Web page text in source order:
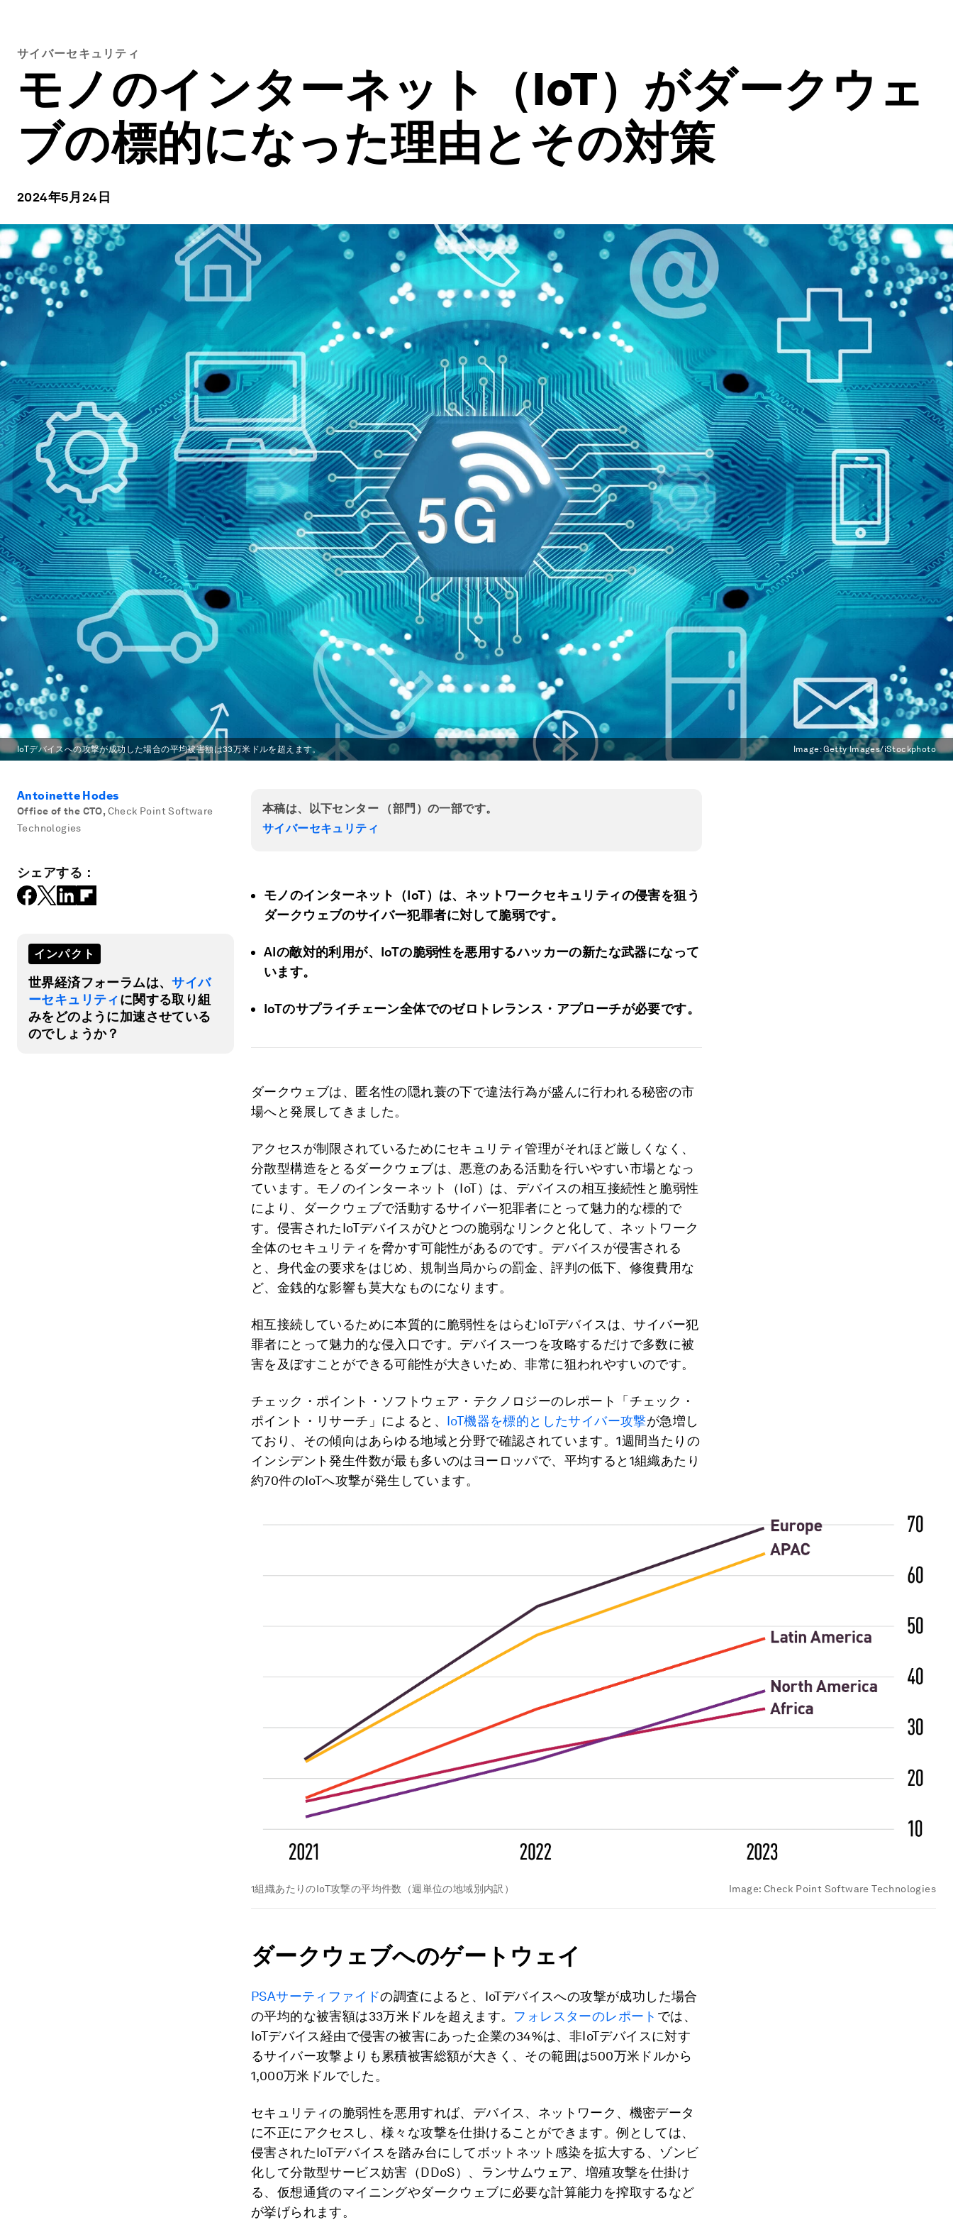
サイバーセキュリティ
モノのインターネット（IoT）がダークウェ
ブの標的になった理由とその対策
2024年5月24日
IoTデバイスへの攻撃が成功した場合の平均被害額は33万米ドルを超えます。 Image:Getty Images/iStockphoto
Antoinette Hodes
Office of the CTO, Check Point Software
Technologies
シェアする：
インパクト
世界経済フォーラムは、サイバ
ーセキュリティに関する取り組
みをどのように加速させている
のでしょうか？
本稿は、以下センター （部門）の一部です。
サイバーセキュリティ
モノのインターネット（IoT）は、ネットワークセキュリティの侵害を狙う
ダークウェブのサイバー犯罪者に対して脆弱です。
AIの敵対的利用が、 IoTの脆弱性を悪用するハッカーの新たな武器になって
います。
IoTのサプライチェーン全体でのゼロトレランス・アプローチが必要です。
ダークウェブは、匿名性の隠れ蓑の下で違法行為が盛んに行われる秘密の市
場へと発展してきました。
アクセスが制限されているためにセキュリティ管理がそれほど厳しくなく、
分散型構造をとるダークウェブは、悪意のある活動を行いやすい市場となっ
ています。モノのインターネット（IoT）は、デバイスの相互接続性と脆弱性
により、ダークウェブで活動するサイバー犯罪者にとって魅力的な標的で
す。侵害されたIoTデバイスがひとつの脆弱なリンクと化して、ネットワーク
全体のセキュリティを脅かす可能性があるのです。デバイスが侵害される
と、身代金の要求をはじめ、規制当局からの罰金、評判の低下、修復費用な
ど、金銭的な影響も莫大なものになります。
相互接続しているために本質的に脆弱性をはらむIoTデバイスは、サイバー犯
罪者にとって魅力的な侵入口です。デバイス一つを攻略するだけで多数に被
害を及ぼすことができる可能性が大きいため、非常に狙われやすいのです。
チェック・ポイント・ソフトウェア・テクノロジーのレポート「チェック・
ポイント・リサーチ」によると、 IoT機器を標的としたサイバー攻撃が急増し
ており、その傾向はあらゆる地域と分野で確認されています。1週間当たりの
インシデント発生件数が最も多いのはヨーロッパで、平均すると1組織あたり
約70件のIoTへ攻撃が発生しています。
1組織あたりのIoT攻撃の平均件数（週単位の地域別内訳） Image: Check Point Software Technologies
ダークウェブへのゲートウェイ
PSAサーティファイドの調査によると、IoTデバイスへの攻撃が成功した場合
の平均的な被害額は33万米ドルを超えます。 フォレスターのレポート では、
IoTデバイス経由で侵害の被害にあった企業の34%は、非IoTデバイスに対す
るサイバー攻撃よりも累積被害総額が大きく、その範囲は500万米ドルから
1,000万米ドルでした。
セキュリティの脆弱性を悪用すれば、デバイス、ネットワーク、機密データ
に不正にアクセスし、様々な攻撃を仕掛けることができます。例としては、
侵害されたIoTデバイスを踏み台にしてボットネット感染を拡大する、ゾンビ
化して分散型サービス妨害（DDoS）、ランサムウェア、増殖攻撃を仕掛け
る、仮想通貨のマイニングやダークウェブに必要な計算能力を搾取するなど
が挙げられます。